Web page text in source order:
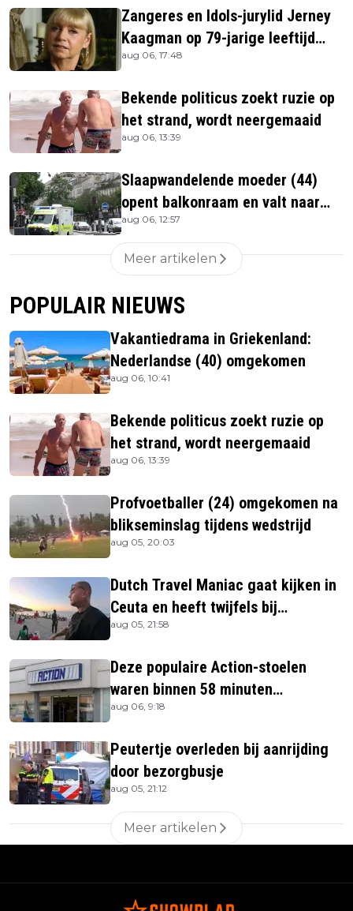
Zangeres en Idols-jurylid Jerney
Kaagman op 79-jarige leeftijd
overleden
aug 06, 17:48
Bekende politicus zoekt ruzie op
het strand, wordt neergemaaid
aug 06, 13:39
Slaapwandelende moeder (44)
opent balkonraam en valt naar
beneden
aug 06, 12:57
Meer artikelen
POPULAIR NIEUWS
Vakantiedrama in Griekenland:
Nederlandse (40) omgekomen
aug 06, 10:41
Bekende politicus zoekt ruzie op
het strand, wordt neergemaaid
aug 06, 13:39
Profvoetballer (24) omgekomen na
blikseminslag tijdens wedstrijd
aug 05, 20:03
Dutch Travel Maniac gaat kijken in
Ceuta en heeft twijfels bij
berichtgeving media
aug 05, 21:58
Deze populaire Action-stoelen
waren binnen 58 minuten
uitverkocht zijn vandaag weer te
aug 06, 9:18
Peutertje overleden bij aanrijding
door bezorgbusje
aug 05, 21:12
Meer artikelen